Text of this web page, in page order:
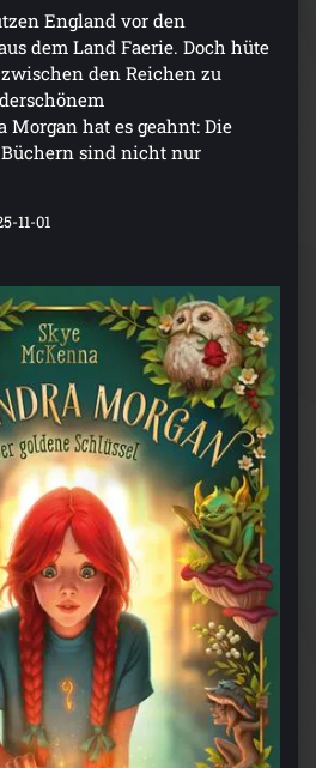
England vor den
dem Land Faerie. Doch hüte
den Reichen zu
Morgan hat es geahnt: Die
sind nicht nur
11-01